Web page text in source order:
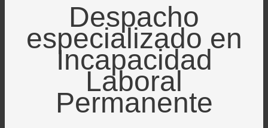
Despacho
especializado en
Incapacidad
Laboral
Permanente